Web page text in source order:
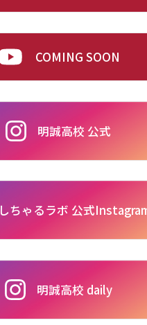
COMING SOON
明誠高校 公式
しちゃるラボ 公式
明誠高校 daily